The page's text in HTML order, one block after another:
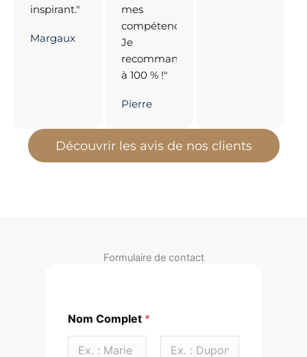
inspirant."
Margaux
mes
compétences...
Je
recommande
à 100 % !"
Pierre
Découvrir les avis de nos clients
Formulaire de contact
Nom Complet *